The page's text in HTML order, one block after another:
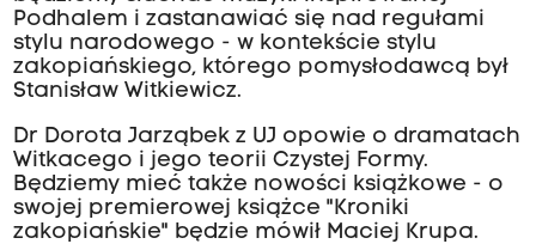
Podhalem i zastanawiać się nad regułami
stylu narodowego - w kontekście stylu
zakopiańskiego, którego pomysłodawcą był
Stanisław Witkiewicz.
Dr Dorota Jarząbek z UJ opowie o dramatach
Witkacego i jego teorii Czystej Formy.
Będziemy mieć także nowości książkowe - o
swojej premierowej książce "Kroniki
zakopiańskie" będzie mówił Maciej Krupa.